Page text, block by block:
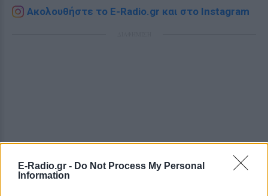
E-Radio.gr - Do Not Process My Personal
Information
Ακολουθήστε το E-Radio.gr και στο Instagram